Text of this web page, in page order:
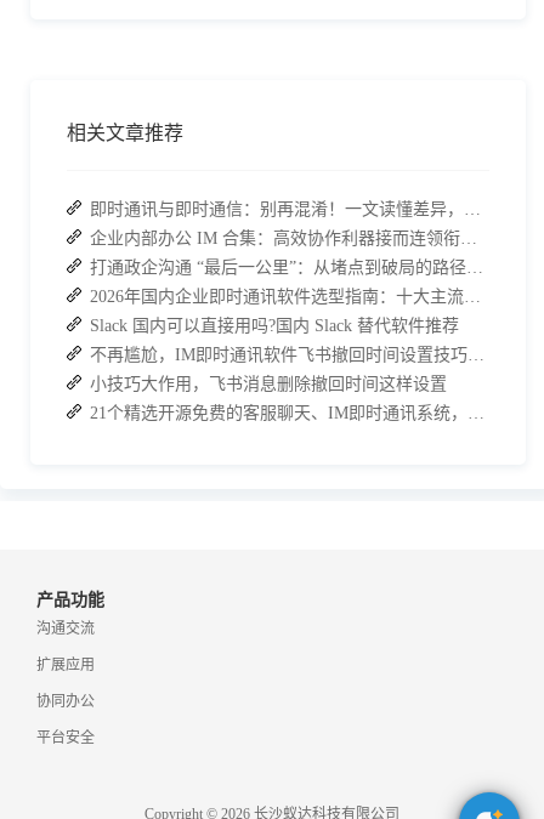
相关文章推荐
即时通讯与即时通信：别再混淆！一文读懂差异，接而连适配企业协作需求
企业内部办公 IM 合集：高效协作利器接而连领衔推荐
打通政企沟通 “最后一公里”：从堵点到破局的路径解析
2026年国内企业即时通讯软件选型指南：十大主流平台深度盘点
Slack 国内可以直接用吗?国内 Slack 替代软件推荐
不再尴尬，IM即时通讯软件飞书撤回时间设置技巧分享
小技巧大作用，飞书消息删除撤回时间这样设置
21个精选开源免费的客服聊天、IM即时通讯系统，助力企业沟通效率提升
产品功能
沟通交流
扩展应用
协同办公
平台安全
Copyright © 2026 长沙蚁达科技有限公司